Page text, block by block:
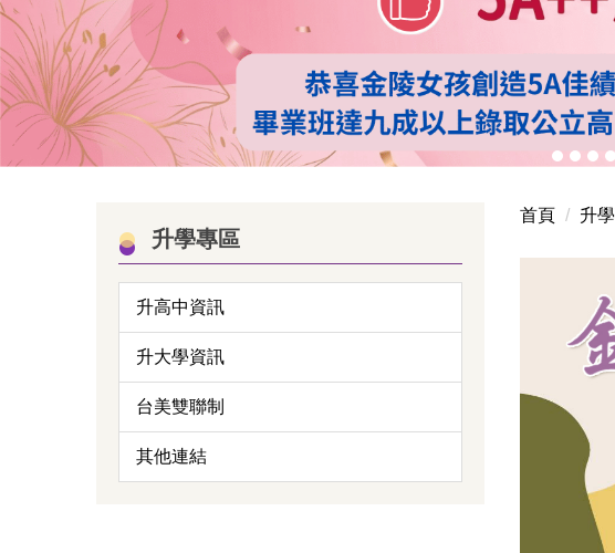
115會考
升學專區
升高中資訊
升大學資訊
台美雙聯制
其他連結
首頁 升